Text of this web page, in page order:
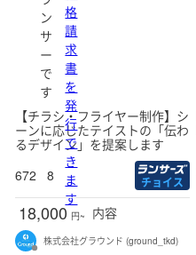
ン
サ
ー
で
す
格
請
求
書
を
発
行
で
き
ま
す
【チラシ・フライヤー制作】シ
ーンに応じたテイストの「伝わ
るデザイン」を提案します
672
8 チョイス
18,000 円~ 内容
株式会社グラウンド (ground_tkd)